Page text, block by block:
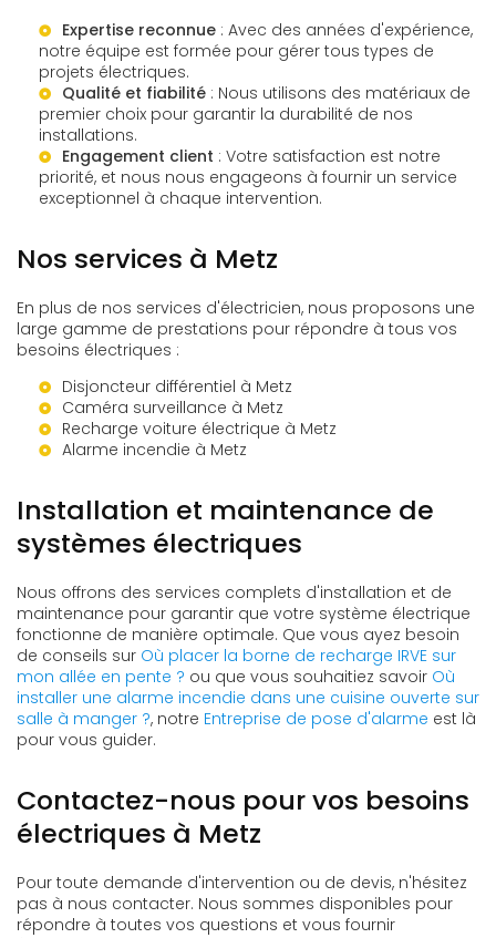
Expertise reconnue : Avec des années d'expérience,
notre équipe est formée pour gérer tous types de
projets électriques.
Qualité et fiabilité : Nous utilisons des matériaux de
premier choix pour garantir la durabilité de nos
installations.
Engagement client : Votre satisfaction est notre
priorité, et nous nous engageons à fournir un service
exceptionnel à chaque intervention.
Nos services à Metz
En plus de nos services d'électricien, nous proposons une
large gamme de prestations pour répondre à tous vos
besoins électriques :
Disjoncteur différentiel à Metz
Caméra surveillance à Metz
Recharge voiture électrique à Metz
Alarme incendie à Metz
Installation et maintenance de
systèmes électriques
Nous offrons des services complets d'installation et de
maintenance pour garantir que votre système électrique
fonctionne de manière optimale. Que vous ayez besoin
de conseils sur Où placer la borne de recharge IRVE sur
mon allée en pente ? ou que vous souhaitiez savoir Où
installer une alarme incendie dans une cuisine ouverte sur
salle à manger ?, notre Entreprise de pose d'alarme est là
pour vous guider.
Contactez-nous pour vos besoins
électriques à Metz
Pour toute demande d'intervention ou de devis, n'hésitez
pas à nous contacter. Nous sommes disponibles pour
répondre à toutes vos questions et vous fournir